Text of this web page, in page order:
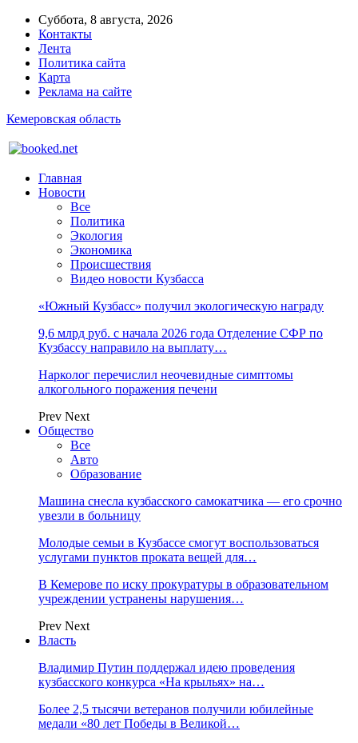
Суббота, 8 августа, 2026
Контакты
Лента
Политика сайта
Карта
Реклама на сайте
Кемеровская область
Главная
Новости
Все
Политика
Экология
Экономика
Происшествия
Видео новости Кузбасса
«Южный Кузбасс» получил экологическую награду
9,6 млрд руб. с начала 2026 года Отделение СФР по
Кузбассу направило на выплату…
Нарколог перечислил неочевидные симптомы
алкогольного поражения печени
Prev Next
Общество
Все
Авто
Образование
Машина снесла кузбасского самокатчика — его срочно
увезли в больницу
Молодые семьи в Кузбассе смогут воспользоваться
услугами пунктов проката вещей для…
В Кемерове по иску прокуратуры в образовательном
учреждении устранены нарушения…
Prev Next
Власть
Владимир Путин поддержал идею проведения
кузбасского конкурса «На крыльях» на…
Более 2,5 тысячи ветеранов получили юбилейные
медали «80 лет Победы в Великой…